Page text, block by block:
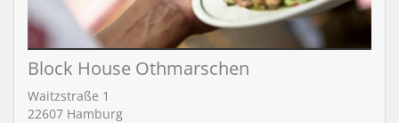
Block House Othmarschen
Waitzstraße 1
22607 Hamburg